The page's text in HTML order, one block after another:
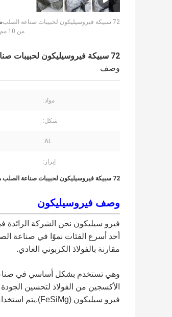
72 سبيكة فيروسيليكون لحبيبات صناعة الصلب
من 10 مم إلى 100 مم
72 سبيكة فيروسيليكون لحبيبات صناعة الصلب من 10 مم إلى 100 مم
وصف
مواد:
شكل:
AL:
إبراز:
72 سبيكة فيروسيليكون لحبيبات صناعة الصلب من 10 مم إلى 100 مم
وصف فيروسيليكون
فيرو سيليكون نحن الشركة الرائدة
مقارنة بالفولاذ الكربوني العادي.
وهي تستخدم بشكل أساسي في صناعة
الأكسجين من الفولاذ لتحسين
فيرو سيليكون (FeSiMg).يتم استخدامه لتعديل الحديد المذاب المطاوع.